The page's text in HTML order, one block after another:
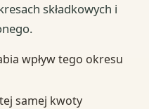
składkowych i
wpływ tego okresu
samej kwoty